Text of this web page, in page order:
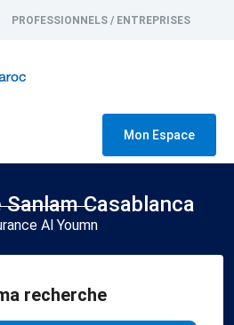
PROFESSIONNELS / ENTREPRISES
Mon Espace
Casablanca
Al Youmn
recherche